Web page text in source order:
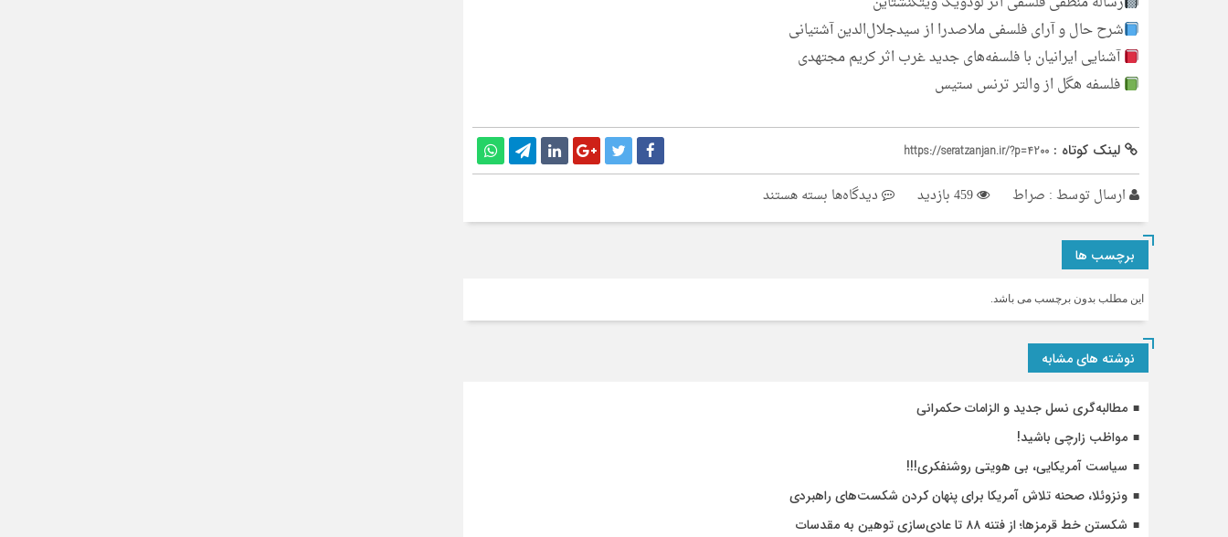
شرح حال و آرای فلسفی ملاصدرا از سیدجلال‌الدین آشتیانی
آشنایی ایرانیان با فلسفه‌های جدید غرب اثر کریم مجتهدی
فلسفه هگل از والتر ترنس ستیس
لینک کوتاه : https://seratzanjan.ir/?p=4200
ارسال توسط : صراط دیدگاه‌ها برای
از
آیت‌الله
و
راسل
بسته هستند
برچسب ها
این مطلب بدون برچسب می باشد.
نوشته های مشابه
مطالبه‌گری نسل جدید و الزامات حکمرانی
مواظب زارچی باشید!
سیاست آمریکایی، بی هویتی روشنفکری!!!
ونزوئلا، صحنه تلاش آمریکا برای پنهان کردن شکست‌های راهبردی
شکستن خط قرمزها؛ از فتنه ۸۸ تا عادی‌سازی توهین به مقدسات